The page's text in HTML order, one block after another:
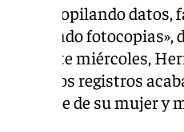
recopilando
haciendo
este miércoles,
«Los registros
al coche de su mujer